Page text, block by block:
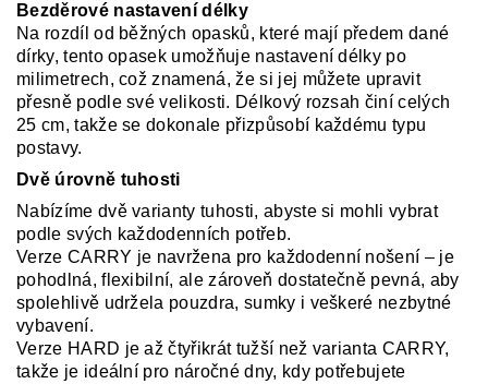
Bezděrové nastavení délky
Na rozdíl od běžných opasků, které mají předem dané
dírky, tento opasek umožňuje nastavení délky po
milimetrech, což znamená, že si jej můžete upravit
přesně podle své velikosti. Délkový rozsah činí celých
25 cm, takže se dokonale přizpůsobí každému typu
postavy.
Dvě úrovně tuhosti
Nabízíme dvě varianty tuhosti, abyste si mohli vybrat
podle svých každodenních potřeb.
Verze CARRY je navržena pro každodenní nošení – je
pohodlná, flexibilní, ale zároveň dostatečně pevná, aby
spolehlivě udržela pouzdra, sumky i veškeré nezbytné
vybavení.
Verze HARD je až čtyřikrát tužší než varianta CARRY,
takže je ideální pro náročné dny, kdy potřebujete